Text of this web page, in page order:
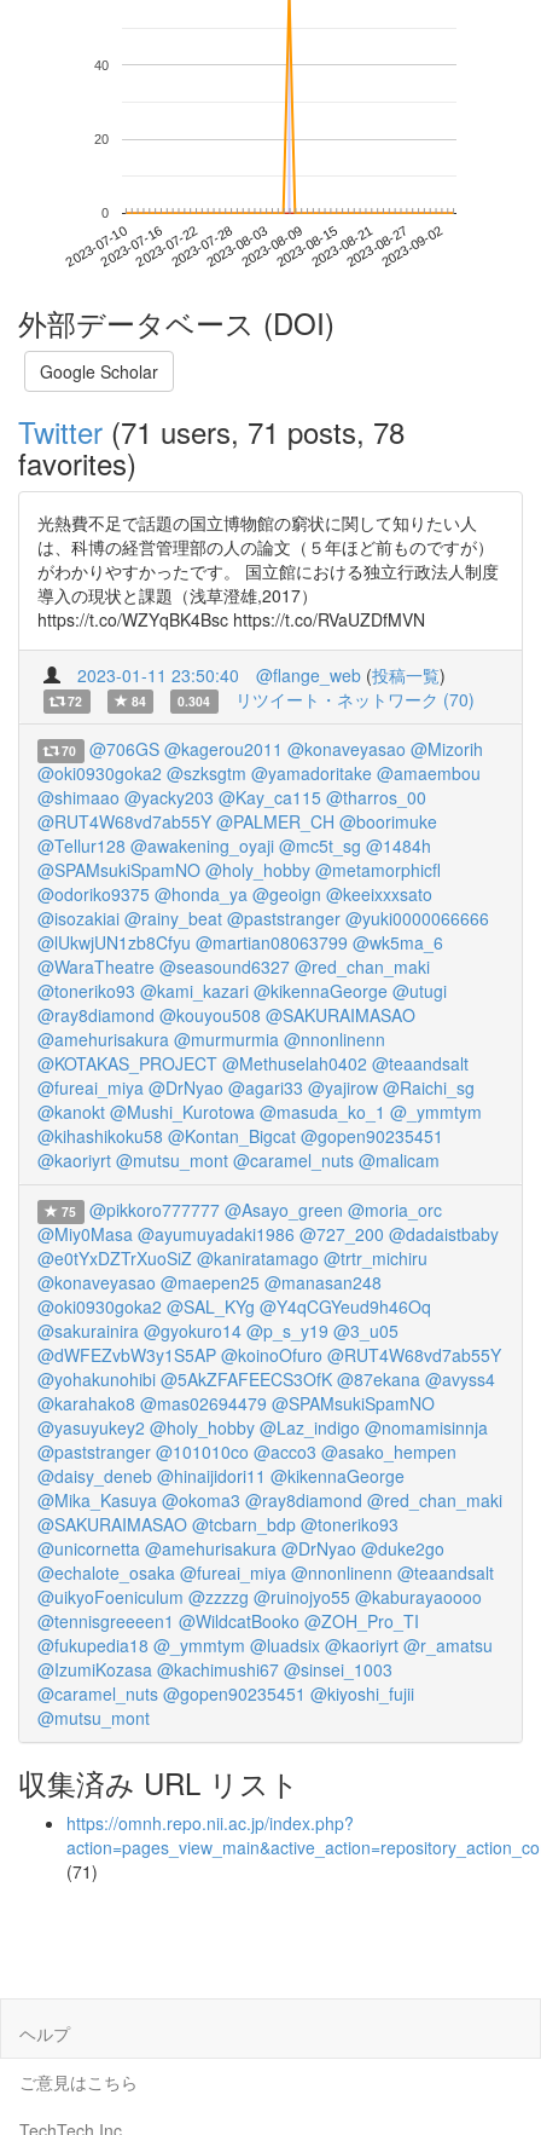
2023-07-102023-07-162023-07-222023-07-282023-08-032023-08-092023-08-152023-08-212023-08-272023-09-02
0
20
40
外部データベース (DOI)
Google Scholar
Twitter (71 users, 71 posts, 78
favorites)
光熱費不足で話題の国立博物館の窮状に関して知りたい人
は、科博の経営管理部の人の論文（５年ほど前ものですが）
がわかりやすかったです。 国立館における独立行政法人制度
導入の現状と課題（浅草澄雄,2017）
https://t.co/WZYqBK4Bsc https://t.co/RVaUZDfMVN
2023-01-11 23:50:40 @flange_web (投稿一覧)
72 84 0.304 リツイート・ネットワーク (70)
70 @706GS @kagerou2011 @konaveyasao @Mizorih
@oki0930goka2 @szksgtm @yamadoritake @amaembou
@shimaao @yacky203 @Kay_ca115 @tharros_00
@RUT4W68vd7ab55Y @PALMER_CH @boorimuke
@Tellur128 @awakening_oyaji @mc5t_sg @1484h
@SPAMsukiSpamNO @holy_hobby @metamorphicfl
@odoriko9375 @honda_ya @geoign @keeixxxsato
@isozakiai @rainy_beat @paststranger @yuki0000066666
@lUkwjUN1zb8Cfyu @martian08063799 @wk5ma_6
@WaraTheatre @seasound6327 @red_chan_maki
@toneriko93 @kami_kazari @kikennaGeorge @utugi
@ray8diamond @kouyou508 @SAKURAIMASAO
@amehurisakura @murmurmia @nnonlinenn
@KOTAKAS_PROJECT @Methuselah0402 @teaandsalt
@fureai_miya @DrNyao @agari33 @yajirow @Raichi_sg
@kanokt @Mushi_Kurotowa @masuda_ko_1 @_ymmtym
@kihashikoku58 @Kontan_Bigcat @gopen90235451
@kaoriyrt @mutsu_mont @caramel_nuts @malicam
75 @pikkoro777777 @Asayo_green @moria_orc
@Miy0Masa @ayumuyadaki1986 @727_200 @dadaistbaby
@e0tYxDZTrXuoSiZ @kaniratamago @trtr_michiru
@konaveyasao @maepen25 @manasan248
@oki0930goka2 @SAL_KYg @Y4qCGYeud9h46Oq
@sakurainira @gyokuro14 @p_s_y19 @3_u05
@dWFEZvbW3y1S5AP @koinoOfuro @RUT4W68vd7ab55Y
@yohakunohibi @5AkZFAFEECS3OfK @87ekana @avyss4
@karahako8 @mas02694479 @SPAMsukiSpamNO
@yasuyukey2 @holy_hobby @Laz_indigo @nomamisinnja
@paststranger @101010co @acco3 @asako_hempen
@daisy_deneb @hinaijidori11 @kikennaGeorge
@Mika_Kasuya @okoma3 @ray8diamond @red_chan_maki
@SAKURAIMASAO @tcbarn_bdp @toneriko93
@unicornetta @amehurisakura @DrNyao @duke2go
@echalote_osaka @fureai_miya @nnonlinenn @teaandsalt
@uikyoFoeniculum @zzzzg @ruinojyo55 @kaburayaoooo
@tennisgreeeen1 @WildcatBooko @ZOH_Pro_TI
@fukupedia18 @_ymmtym @luadsix @kaoriyrt @r_amatsu
@IzumiKozasa @kachimushi67 @sinsei_1003
@caramel_nuts @gopen90235451 @kiyoshi_fujii
@mutsu_mont
収集済み URL リスト
https://omnh.repo.nii.ac.jp/index.php?
(71)
ヘルプ
ご意見はこちら
TechTech Inc.